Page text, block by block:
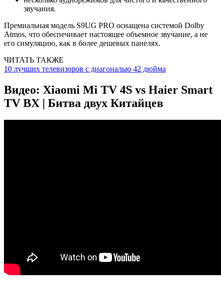
звучания.
Премиальная модель S9UG PRO оснащена системой Dolby
Atmos, что обеспечивает настоящее объемное звучание, а не
его симуляцию, как в более дешевых панелях.
ЧИТАТЬ ТАКЖЕ
10 лучших телевизоров с диагональю 42 дюйма
Видео: Xiaomi Mi TV 4S vs Haier Smart
TV BX | Битва двух Китайцев